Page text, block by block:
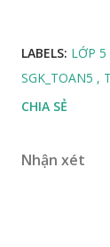
LABELS: LỚP 5
SGK_TOAN5
CHIA SẺ
Nhận xét